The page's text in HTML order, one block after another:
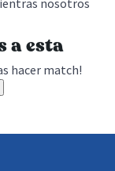
nosotros
a esta
hacer match!